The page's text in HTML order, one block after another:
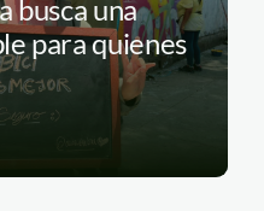
busca una
para quienes